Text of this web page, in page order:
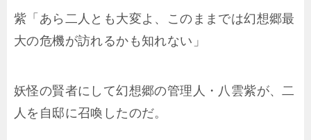
紫「あら二人とも大変よ、このままでは幻想郷最
大の危機が訪れるかも知れない」
妖怪の賢者にして幻想郷の管理人・八雲紫が、二
人を自邸に召喚したのだ。